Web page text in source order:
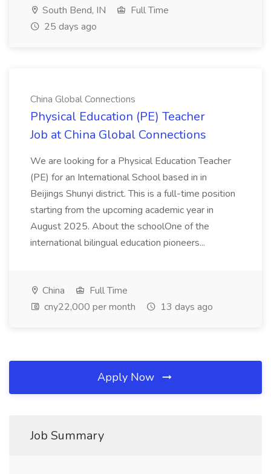
South Bend, IN
Full Time
25 days ago
China Global Connections
Physical Education (PE) Teacher
Job at China Global Connections
We are looking for a Physical Education Teacher
(PE) for an International School based in in
Beijings Shunyi district. This is a full-time position
starting from the upcoming academic year in
August 2025. About the schoolOne of the
international bilingual education pioneers...
China
Full Time
cny22,000 per month
13 days ago
Apply Now
Job Summary